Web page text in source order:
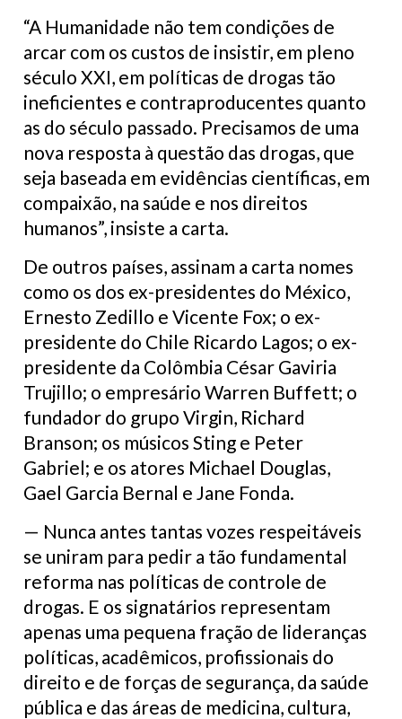
“A Humanidade não tem condições de
arcar com os custos de insistir, em pleno
século XXI, em políticas de drogas tão
ineficientes e contraproducentes quanto
as do século passado. Precisamos de uma
nova resposta à questão das drogas, que
seja baseada em evidências científicas, em
compaixão, na saúde e nos direitos
humanos”, insiste a carta.
De outros países, assinam a carta nomes
como os dos ex-presidentes do México,
Ernesto Zedillo e Vicente Fox; o ex-
presidente do Chile Ricardo Lagos; o ex-
presidente da Colômbia César Gaviria
Trujillo; o empresário Warren Buffett; o
fundador do grupo Virgin, Richard
Branson; os músicos Sting e Peter
Gabriel; e os atores Michael Douglas,
Gael Garcia Bernal e Jane Fonda.
— Nunca antes tantas vozes respeitáveis
se uniram para pedir a tão fundamental
reforma nas políticas de controle de
drogas. E os signatários representam
apenas uma pequena fração de lideranças
políticas, acadêmicos, profissionais do
direito e de forças de segurança, da saúde
pública e das áreas de medicina, cultura,